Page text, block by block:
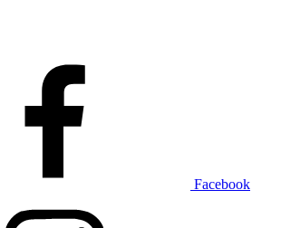
Facebook